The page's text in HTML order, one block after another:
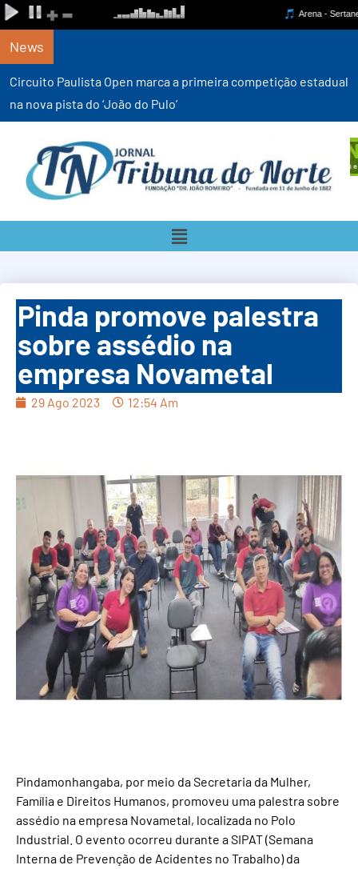
News
Circuito Paulista Open marca a primeira competição estadual
na nova pista do ‘João do Pulo’
Pinda promove palestra
sobre assédio na
empresa Novametal
29 Ago 2023 12:54 Am
Pindamonhangaba, por meio da Secretaria da Mulher,
Família e Direitos Humanos, promoveu uma palestra sobre
assédio na empresa Novametal, localizada no Polo
Industrial. O evento ocorreu durante a SIPAT (Semana
Interna de Prevenção de Acidentes no Trabalho) da